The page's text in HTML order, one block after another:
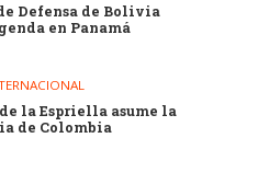
Defensa de Bolivia
en Panamá
la Espriella asume la
de Colombia